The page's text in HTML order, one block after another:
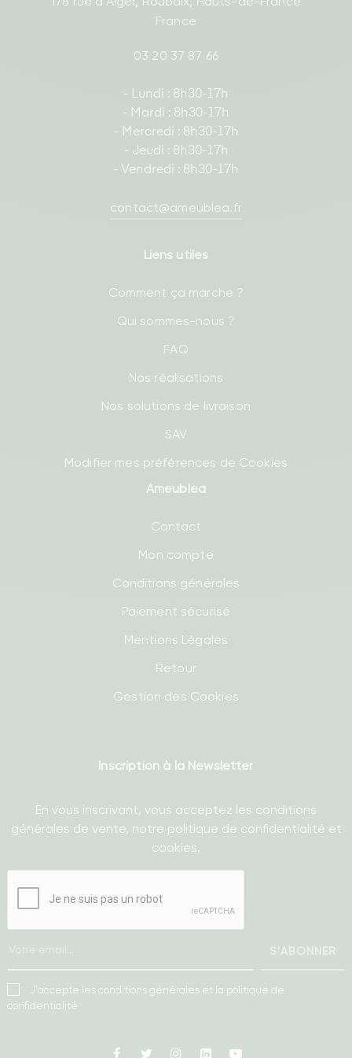
France
03 20 37 87 66
- Lundi : 8h30-17h
- Mardi : 8h30-17h
- Mercredi : 8h30-17h
- Jeudi : 8h30-17h
- Vendredi : 8h30-17h
contact@ameublea.fr
Liens utiles
Comment ça marche ?
Qui sommes-nous ?
FAQ
Nos réalisations
Nos solutions de livraison
SAV
Modifier mes préférences de Cookies
Ameublea
Contact
Mon compte
Conditions générales
Paiement sécurisé
Mentions Légales
Retour
Gestion des Cookies
Inscription à la Newsletter
En vous inscrivant, vous acceptez les conditions
générales de vente, notre politique de confidentialité et
cookies.
S'ABONNER
J'accepte les conditions générales et la politique de
confidentialité
Facebook
Twitter InstagramLinkedin